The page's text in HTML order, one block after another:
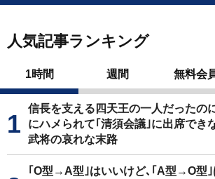
人気記事ランキング
1時間 週間 無料会
信長を支える四天王の一人だったの
にハメられて｢清須会議｣に出席でき
武将の哀れな末路
｢O型→A型｣はいいけど､｢A型→O型